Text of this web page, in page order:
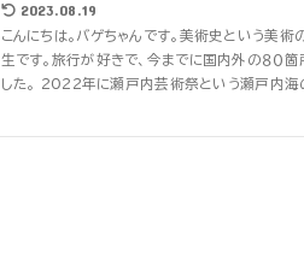
2023.08.19
こんにちは。バゲちゃんです。美術史という美
生です。旅行が好きで、今までに国内外の８０
した。 2022年に瀬戸内芸術祭という瀬戸内海